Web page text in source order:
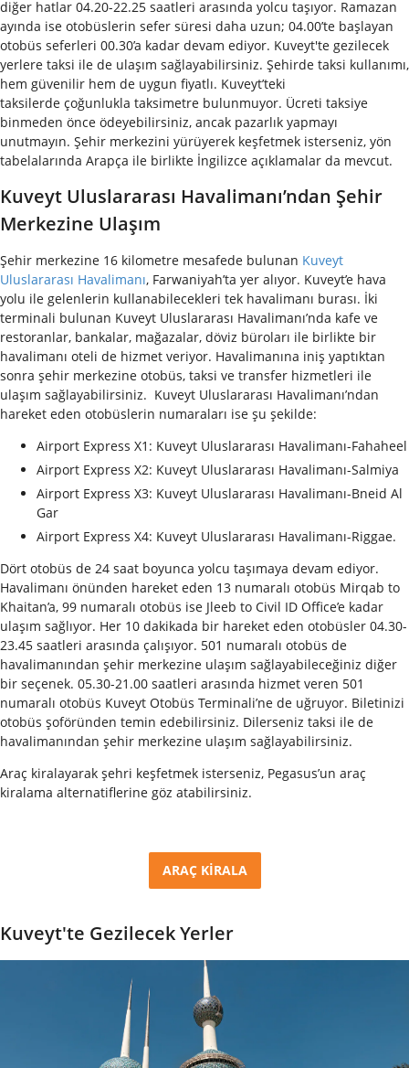
diğer hatlar 04.20-22.25 saatleri arasında yolcu taşıyor. Ramazan
ayında ise otobüslerin sefer süresi daha uzun; 04.00’te başlayan
otobüs seferleri 00.30’a kadar devam ediyor. Kuveyt'te gezilecek
yerlere taksi ile de ulaşım sağlayabilirsiniz. Şehirde taksi kullanımı,
hem güvenilir hem de uygun fiyatlı. Kuveyt’teki
taksilerde çoğunlukla taksimetre bulunmuyor. Ücreti taksiye
binmeden önce ödeyebilirsiniz, ancak pazarlık yapmayı
unutmayın. Şehir merkezini yürüyerek keşfetmek isterseniz, yön
tabelalarında Arapça ile birlikte İngilizce açıklamalar da mevcut.
Kuveyt Uluslararası Havalimanı’ndan Şehir
Merkezine Ulaşım
Şehir merkezine 16 kilometre mesafede bulunan Kuveyt
Uluslararası Havalimanı, Farwaniyah’ta yer alıyor. Kuveyt’e hava
yolu ile gelenlerin kullanabilecekleri tek havalimanı burası. İki
terminali bulunan Kuveyt Uluslararası Havalimanı’nda kafe ve
restoranlar, bankalar, mağazalar, döviz büroları ile birlikte bir
havalimanı oteli de hizmet veriyor. Havalimanına iniş yaptıktan
sonra şehir merkezine otobüs, taksi ve transfer hizmetleri ile
ulaşım sağlayabilirsiniz. Kuveyt Uluslararası Havalimanı’ndan
hareket eden otobüslerin numaraları ise şu şekilde:
Airport Express X1: Kuveyt Uluslararası Havalimanı-Fahaheel
Airport Express X2: Kuveyt Uluslararası Havalimanı-Salmiya
Airport Express X3: Kuveyt Uluslararası Havalimanı-Bneid Al
Gar
Airport Express X4: Kuveyt Uluslararası Havalimanı-Riggae.
Dört otobüs de 24 saat boyunca yolcu taşımaya devam ediyor.
Havalimanı önünden hareket eden 13 numaralı otobüs Mirqab to
Khaitan’a, 99 numaralı otobüs ise Jleeb to Civil ID Office’e kadar
ulaşım sağlıyor. Her 10 dakikada bir hareket eden otobüsler 04.30-
23.45 saatleri arasında çalışıyor. 501 numaralı otobüs de
havalimanından şehir merkezine ulaşım sağlayabileceğiniz diğer
bir seçenek. 05.30-21.00 saatleri arasında hizmet veren 501
numaralı otobüs Kuveyt Otobüs Terminali’ne de uğruyor. Biletinizi
otobüs şoföründen temin edebilirsiniz. Dilerseniz taksi ile de
havalimanından şehir merkezine ulaşım sağlayabilirsiniz.
Araç kiralayarak şehri keşfetmek isterseniz, Pegasus’un araç
kiralama alternatiflerine göz atabilirsiniz.
ARAÇ KİRALA
Kuveyt'te Gezilecek Yerler